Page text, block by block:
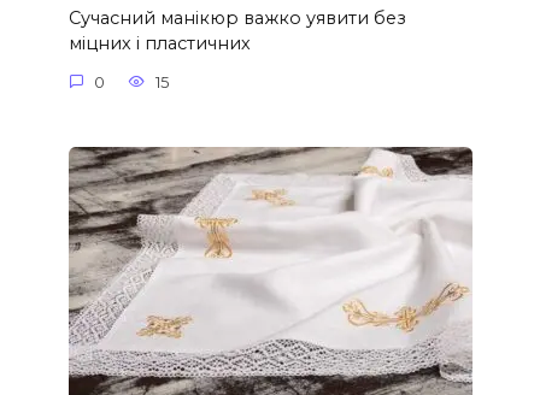
Сучасний манікюр важко уявити без
міцних і пластичних
0 15